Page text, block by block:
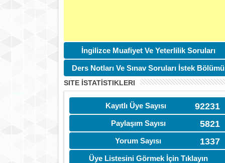
İngilizce Muafiyet Ve Yeterlilik Soruları
Ders Notları Ve Sınav Soruları İstek Bölümü
SITE İSTATİSTIKLERI
92231
Kayıtlı Üye Sayısı
5821
Paylaşım Sayısı
1337
Yorum Sayısı
Üye Listesini Görmek İçin Tıklayın